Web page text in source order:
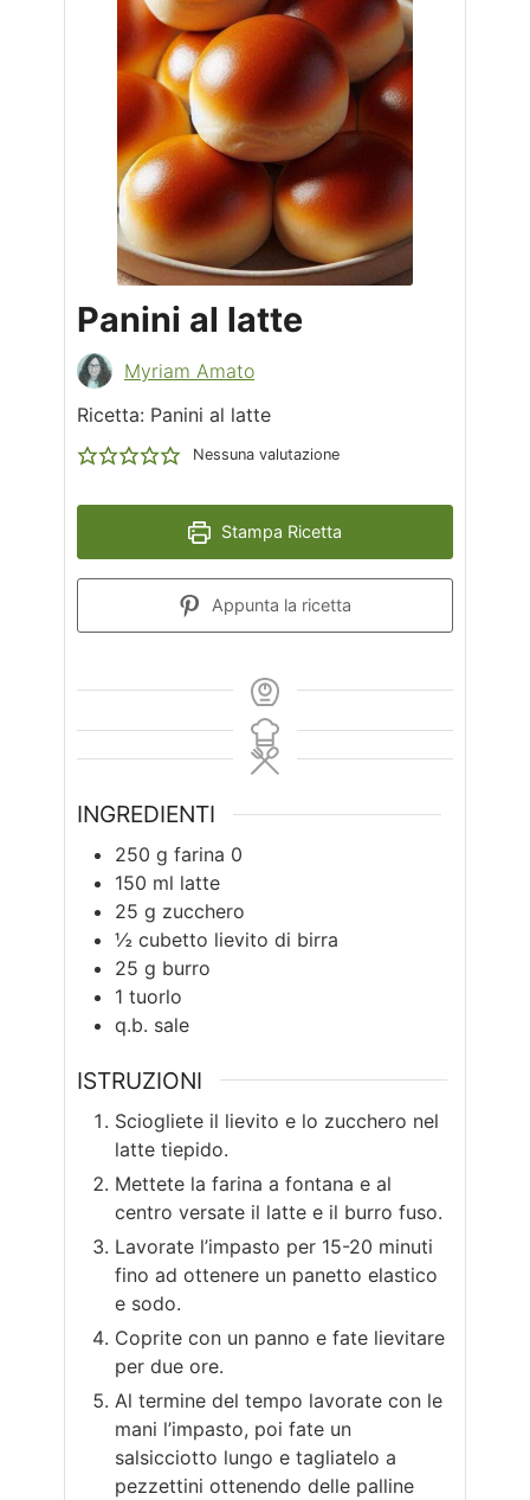
Panini al latte
Myriam Amato
Ricetta: Panini al latte
Nessuna valutazione
Stampa Ricetta
Appunta la ricetta
INGREDIENTI
250 g farina 0
150 ml latte
25 g zucchero
½ cubetto lievito di birra
25 g burro
1 tuorlo
q.b. sale
ISTRUZIONI
Sciogliete il lievito e lo zucchero nel
latte tiepido.
Mettete la farina a fontana e al
centro versate il latte e il burro fuso.
Lavorate l’impasto per 15-20 minuti
fino ad ottenere un panetto elastico
e sodo.
Coprite con un panno e fate lievitare
per due ore.
Al termine del tempo lavorate con le
mani l’impasto, poi fate un
salsicciotto lungo e tagliatelo a
pezzettini ottenendo delle palline